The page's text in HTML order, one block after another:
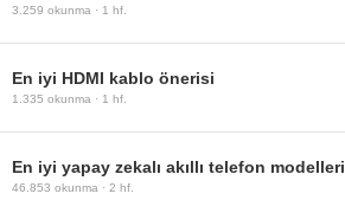
3.259 okunma · 1 hf.
En iyi HDMI kablo önerisi
1.335 okunma · 1 hf.
En iyi yapay zekalı akıllı telefon modelleri
46.853 okunma · 2 hf.